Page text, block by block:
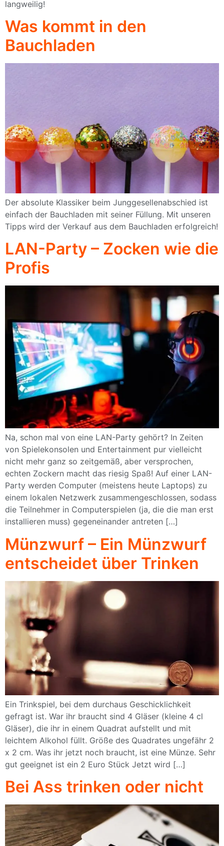
langweilig!
Was kommt in den
Bauchladen
Der absolute Klassiker beim Junggesellenabschied ist
einfach der Bauchladen mit seiner Füllung. Mit unseren
Tipps wird der Verkauf aus dem Bauchladen erfolgreich!
LAN-Party – Zocken wie die
Profis
Na, schon mal von eine LAN-Party gehört? In Zeiten
von Spielekonsolen und Entertainment pur vielleicht
nicht mehr ganz so zeitgemäß, aber versprochen,
echten Zockern macht das riesig Spaß! Auf einer LAN-
Party werden Computer (meistens heute Laptops) zu
einem lokalen Netzwerk zusammengeschlossen, sodass
die Teilnehmer in Computerspielen (ja, die die man erst
installieren muss) gegeneinander antreten […]
Münzwurf – Ein Münzwurf
entscheidet über Trinken
Ein Trinkspiel, bei dem durchaus Geschicklichkeit
gefragt ist. War ihr braucht sind 4 Gläser (kleine 4 cl
Gläser), die ihr in einem Quadrat aufstellt und mit
leichtem Alkohol füllt. Größe des Quadrates ungefähr 2
x 2 cm. Was ihr jetzt noch braucht, ist eine Münze. Sehr
gut geeignet ist ein 2 Euro Stück Jetzt wird […]
Bei Ass trinken oder nicht